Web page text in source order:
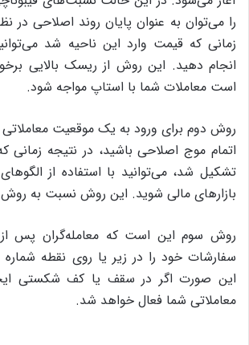
را می‌توان به عنوان پایان روند اصلاحی در
زمانی که قیمت وارد این ناحیه شد
انجام دهید. این روش از ریسک بالایی
است معاملات شما با استاپ مواجه شود.
روش دوم برای ورود به یک موقعیت
اتمام موج اصلاحی باشید، در نتیجه زمانی
تشکیل شد، می‌توانید با استفاده از
بازارهای مالی شوید. این روش نسبت به
این صورت اگر در سقف یا کف شکستی
معاملاتی شما فعال خواهد شد.